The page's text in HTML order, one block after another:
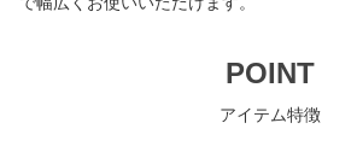
POINT
アイテム特徴